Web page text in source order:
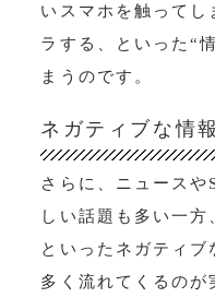
いスマホを触ってし
ラする、といった“
まうのです。
ネガティブな情
さらに、ニュースや
しい話題も多い一
といったネガティブ
多く流れてくるのが